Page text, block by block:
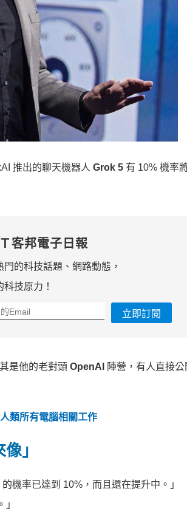
推出的聊天機器人 Grok 5 有 10% 機率
客邦電子日報
門的科技話題、網路動態，
技原力！
立即訂閱
是他的老對頭 OpenAI
陣營，有人直接
類所有電腦相關工作
」
機率已達到 10%，而且還在提升中。」